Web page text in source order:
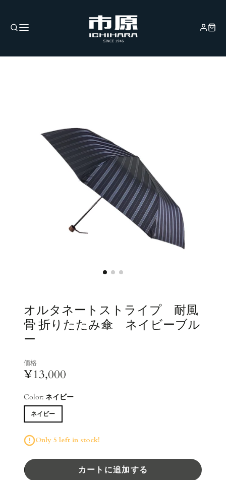
オルタネートストライプ 耐風
骨 折りたたみ傘 ネイビーブル
ー
価格
¥13,000
Color: ネイビー
ネイビー
Only 5 left in stock!
カートに追加する